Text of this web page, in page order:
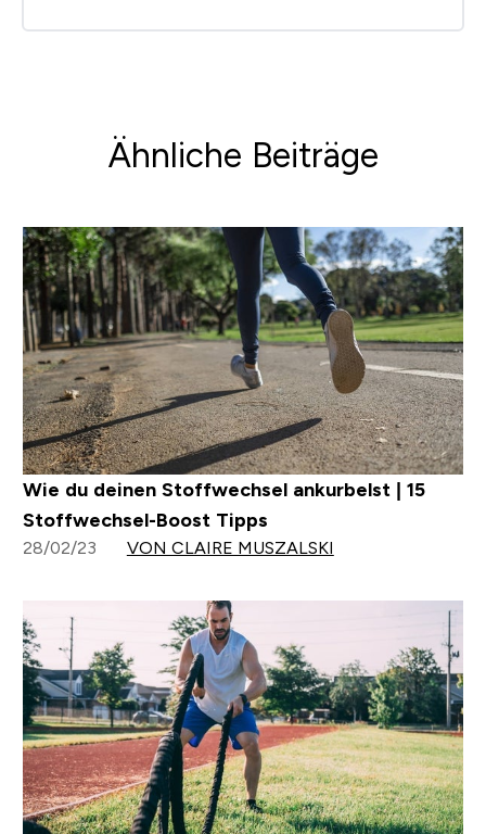
Ähnliche Beiträge
Wie du deinen Stoffwechsel ankurbelst | 15
Stoffwechsel-Boost Tipps
28/02/23 VON CLAIRE MUSZALSKI